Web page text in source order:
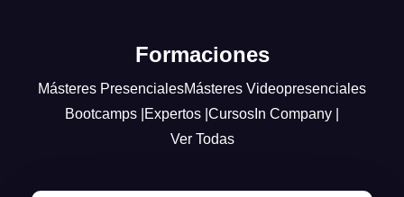
Formaciones
Másteres PresencialesMásteres Videopresenciales
Bootcamps | Expertos | Cursos In Company |
Ver Todas